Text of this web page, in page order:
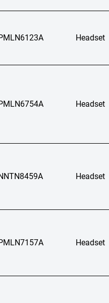
Headset
Headset
Headset
Headset